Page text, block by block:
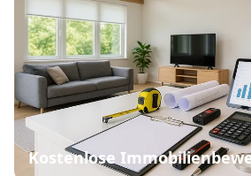
Gewerbeimmobilie